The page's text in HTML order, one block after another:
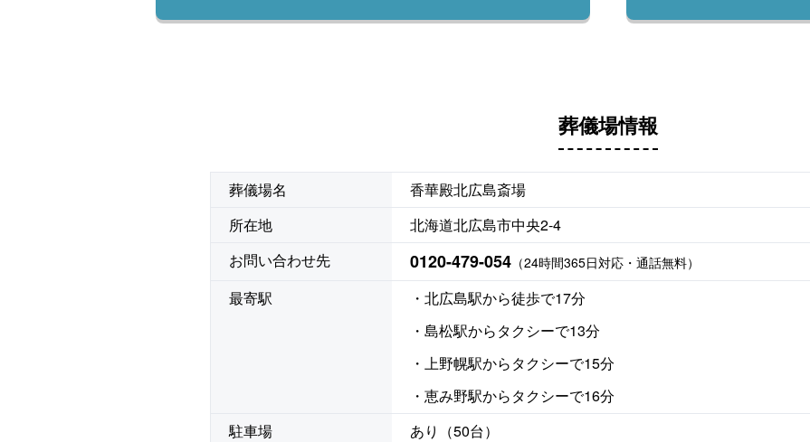
葬儀場情報
葬儀場名
香華殿北広島斎場
所在地
北海道北広島市中央2-4
お問い合わせ先
0120-479-054 （24時間365日対応・通話無料）
最寄駅
・北広島駅から徒歩で17分
・島松駅からタクシーで13分
・上野幌駅からタクシーで15分
・恵み野駅からタクシーで16分
駐車場
あり（50台）